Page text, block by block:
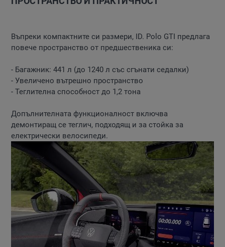
Въпреки компактните си размери, ID. Polo GTI предлага
повече пространство от предшественика си:
- Багажник: 441 л (до 1240 л със сгънати седалки)
- Увеличено вътрешно пространство
- Теглителна способност до 1,2 тона
Допълнителната функционалност включва
демонтиращ се теглич, подходящ и за стойка за
електрически велосипеди.